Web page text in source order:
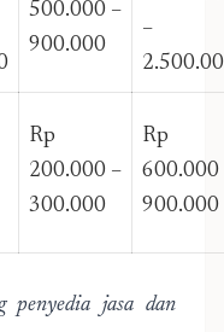
500.000 –
900.000
–
Rp
200.000 –
300.000
Rp
600.000
900.000
penyedia jasa dan